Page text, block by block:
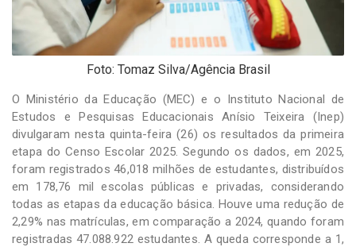
Foto: Tomaz Silva/Agência Brasil
O Ministério da Educação (MEC) e o Instituto Nacional de
Estudos e Pesquisas Educacionais Anísio Teixeira (Inep)
divulgaram nesta quinta-feira (26) os resultados da primeira
etapa do Censo Escolar 2025. Segundo os dados, em 2025,
foram registrados 46,018 milhões de estudantes, distribuídos
em 178,76 mil escolas públicas e privadas, considerando
todas as etapas da educação básica. Houve uma redução de
2,29% nas matrículas, em comparação a 2024, quando foram
registradas 47.088.922 estudantes. A queda corresponde a 1,